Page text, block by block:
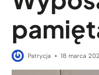
Patrycja 18 marca